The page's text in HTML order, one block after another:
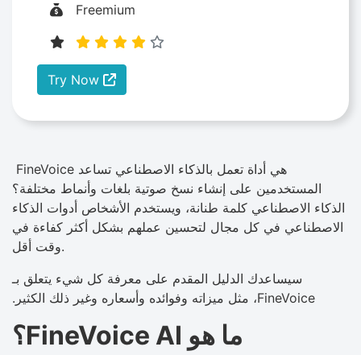
Freemium
Try Now
FineVoice هي أداة تعمل بالذكاء الاصطناعي تساعد
المستخدمين على إنشاء نسخ صوتية بلغات وأنماط مختلفة؟
الذكاء الاصطناعي كلمة طنانة، ويستخدم الأشخاص أدوات الذكاء
الاصطناعي في كل مجال لتحسين عملهم بشكل أكثر كفاءة في
وقت أقل.
سيساعدك الدليل المقدم على معرفة كل شيء يتعلق بـ
FineVoice، مثل ميزاته وفوائده وأسعاره وغير ذلك الكثير.
ما هو FineVoice AI؟